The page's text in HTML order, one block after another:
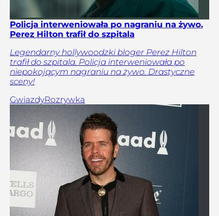
Policja interweniowała po nagraniu na żywo.
Perez Hilton trafił do szpitala
Legendarny hollywoodzki bloger Perez Hilton
trafił do szpitala. Policja interweniowała po
niepokojącym nagraniu na żywo. Drastyczne
sceny!
GwiazdyRozrywka